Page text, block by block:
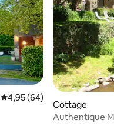
Évaluation moyenne sur la
4,95 (64)
Cottage
Authentique